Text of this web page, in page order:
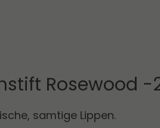
Rosewood -
samtige Lippen.